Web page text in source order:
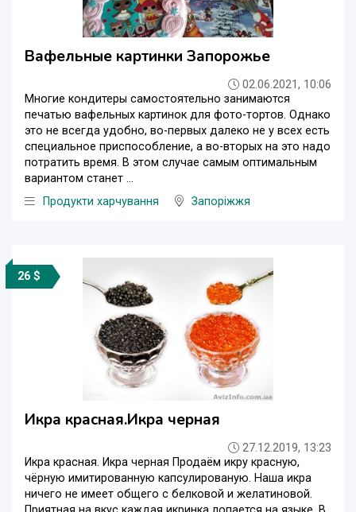
Вафельные картинки Запорожье
02.06.2021, 10:06
Многие кондитеры самостоятельно занимаются
печатью вафельных картинок для фото-тортов. Однако
это не всегда удобно, во-первых далеко не у всех есть
специальное приспособление, а во-вторых на это надо
потратить время. В этом случае самым оптимальным
вариантом станет ...
Продукти харчування
Запоріжжя
26 $
Икра красная.Икра черная
27.12.2019, 13:23
Икра красная. Икра черная Продаём икру красную,
чёрную имитированную капсулированую. Наша икра
ничего не имеет общего с белковой и желатиновой.